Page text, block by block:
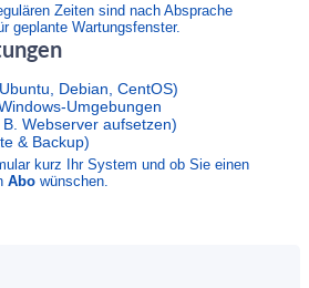
Zeiten sind nach Absprache
geplante Wartungsfenster.
Debian, CentOS)
Umgebungen
Webserver aufsetzen)
& Backup)
kurz Ihr System und ob Sie einen
Abo wünschen.